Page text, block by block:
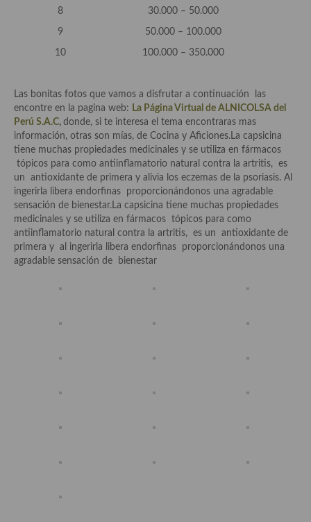
Legumbres y cereales
Masas elaboradas con harina, pizzas, quiches y demás
Postres y dulces
Recetas de Cuaresma
8 30.000 – 50.000
9 50.000 – 100.000
10 100.000 – 350.000
Las bonitas fotos que vamos a disfrutar a continuación las
encontre en la pagina web: La Página Virtual de ALNICOLSA del
Perú S.A.C, donde, si te interesa el tema encontraras mas
información, otras son mías, de Cocina y Aficiones.La capsicina
tiene muchas propiedades medicinales y se utiliza en fármacos
tópicos para como antiinflamatorio natural contra la artritis, es
un antioxidante de primera y alivia los eczemas de la psoriasis. Al
ingerirla libera endorfinas proporcionándonos una agradable
sensación de bienestar.La capsicina tiene muchas propiedades
medicinales y se utiliza en fármacos tópicos para como
antiinflamatorio natural contra la artritis, es un antioxidante de
primera y al ingerirla libera endorfinas proporcionándonos una
agradable sensación de bienestar